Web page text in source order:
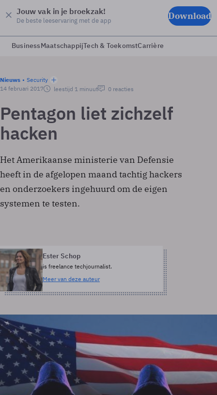
Jouw vak in je broekzak!
De beste leeservaring met de app Download
BusinessMaatschappijTech & ToekomstCarrière
Nieuws
Security
14 februari 2017
leestijd 1 minuut 0 reacties
Pentagon liet zichzelf
hacken
Het Amerikaanse ministerie van Defensie
heeft in de afgelopen maand tachtig hackers
en onderzoekers ingehuurd om de eigen
systemen te testen.
Ester Schop
is freelance techjournalist.
Meer van deze auteur